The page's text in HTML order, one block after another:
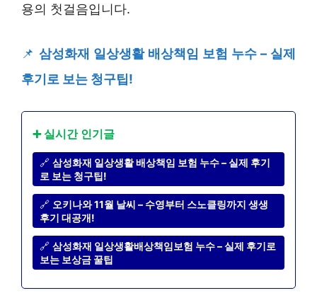
용의 첫걸음입니다.
📌 삼성화재 일상생활 배상책임 보험 누수 – 실제
후기로 보는 청구팁!
➕ 실시간 인기글
🔗 삼성화재 일상생활 배상책임 보험 누수 – 실제 후기
로 보는 청구팁!
🔗 오키나와 11월 날씨 – 수영부터 스노클링까지 생생
후기 대공개!
🔗 삼성화재 일상생활배상책임보험 누수 – 실제 후기로
보는 보상금 꿀팁